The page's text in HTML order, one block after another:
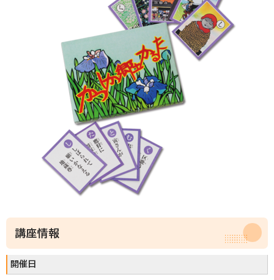
講座情報
開催日